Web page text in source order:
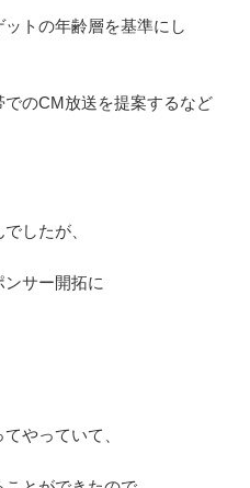
トの年齢層を基準にし
のCM放送を提案するなど
したが、
サー開拓に
やっていて、